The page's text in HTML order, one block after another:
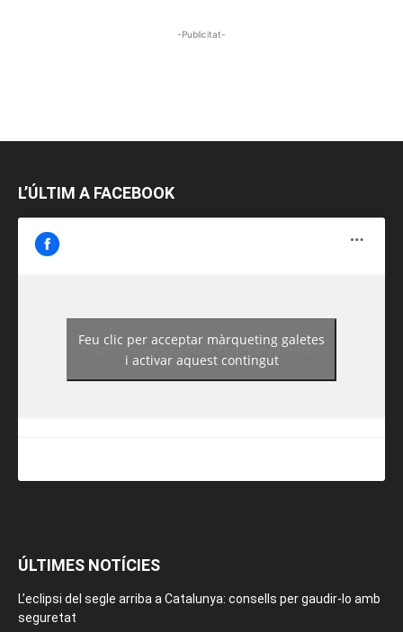
-Publicitat-
L’ÚLTIM A FACEBOOK
https://www.facebook.com/guiadereus/
Feu clic per acceptar màrqueting galetes
i activar aquest contingut
ÚLTIMES NOTÍCIES
L’eclipsi del segle arriba a Catalunya: consells per gaudir-lo amb
seguretat